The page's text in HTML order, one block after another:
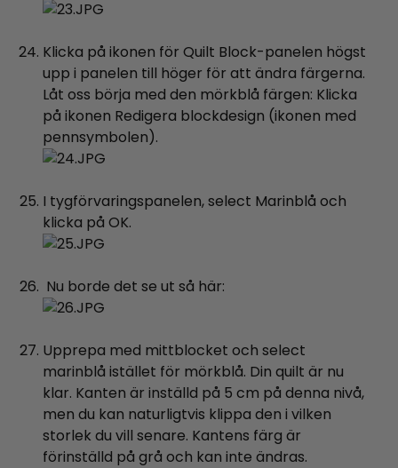
Klicka på ikonen för Quilt Block-panelen högst
upp i panelen till höger för att ändra färgerna.
Låt oss börja med den mörkblå färgen: Klicka
på ikonen Redigera blockdesign (ikonen med
pennsymbolen).
I tygförvaringspanelen, select Marinblå och
klicka på OK.
Nu borde det se ut så här:
Upprepa med mittblocket och select
marinblå istället för mörkblå. Din quilt är nu
klar. Kanten är inställd på 5 cm på denna nivå,
men du kan naturligtvis klippa den i vilken
storlek du vill senare. Kantens färg är
förinställd på grå och kan inte ändras.